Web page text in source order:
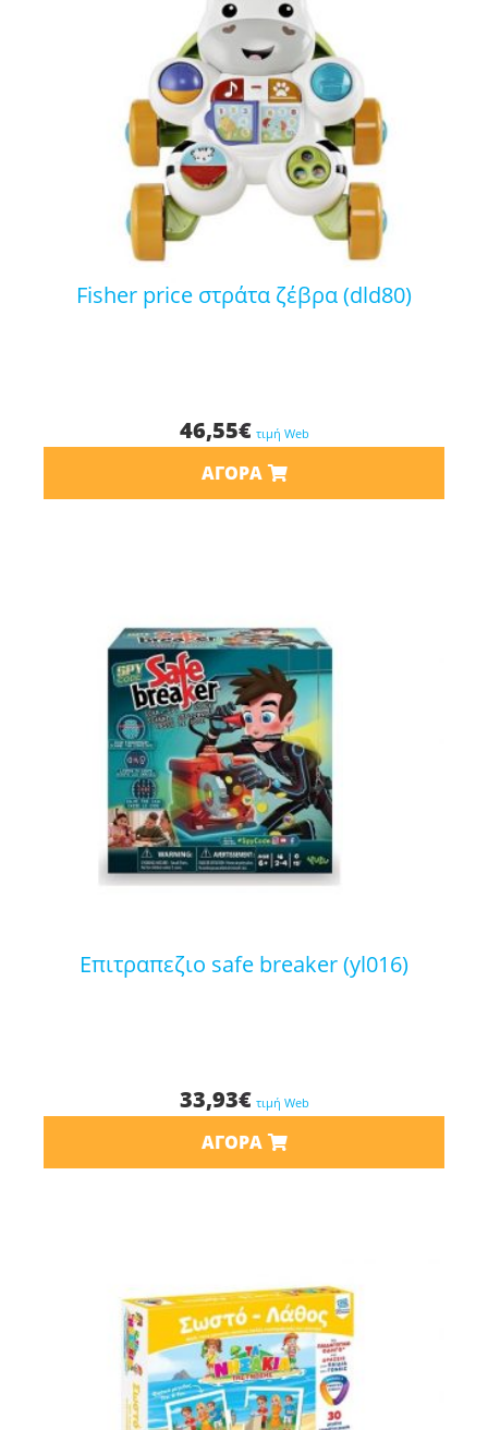
fisher price στράτα ζέβρα (dld80)
46,55€ τιμή Web
ΑΓΟΡΆ
επιτραπεζιο safe breaker (yl016)
33,93€ τιμή Web
ΑΓΟΡΆ